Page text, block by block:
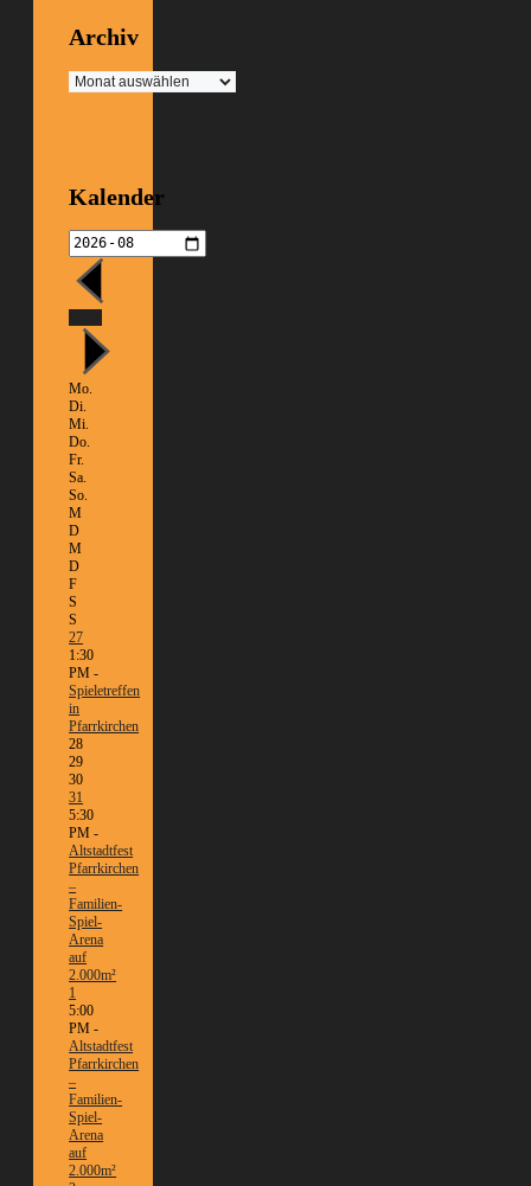
Archiv
Archiv
Kalender
Mo.
Di.
Mi.
Do.
Fr.
Sa.
So.
M
D
M
D
F
S
S
27
1:30
PM -
Spieletreffen
in
Pfarrkirchen
28
29
30
31
5:30
PM -
Altstadtfest
Pfarrkirchen
–
Familien-
Spiel-
Arena
auf
2.000m²
1
5:00
PM -
Altstadtfest
Pfarrkirchen
–
Familien-
Spiel-
Arena
auf
2.000m²